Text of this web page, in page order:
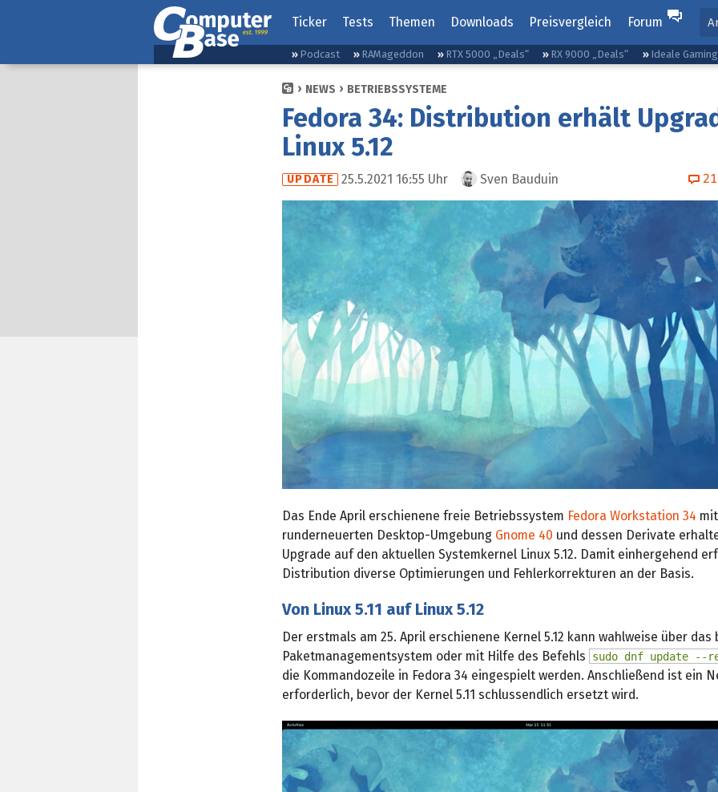
Ticker Tests Themen Downloads Preisvergleich Forum
Podcast RAMageddon RTX 5000 „Deals“ RX 9000 „Deals“ Ideale
NEWS BETRIEBSSYSTEME
Fedora 34: Distribution erhält
Linux 5.12
UPDATE 25.5.2021 16:55 Uhr Sven Bauduin 21
Das Ende April erschienene freie Betriebssystem Fedora Workstation 34
runderneuerten Desktop-Umgebung Gnome 40 und dessen Derivate
Upgrade auf den aktuellen Systemkernel Linux 5.12. Damit einhergehend
Distribution diverse Optimierungen und Fehlerkorrekturen an der Basis.
Von Linux 5.11 auf Linux 5.12
Der erstmals am 25. April erschienene Kernel 5.12 kann wahlweise über das
Paketmanagementsystem oder mit Hilfe des Befehls
sudo dnf update --
die Kommandozeile in Fedora 34 eingespielt werden. Anschließend ist ein
erforderlich, bevor der Kernel 5.11 schlussendlich ersetzt wird.